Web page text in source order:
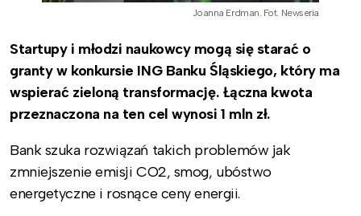
Joanna Erdman. Fot. Newseria
Startupy i młodzi naukowcy mogą się starać o
granty w konkursie ING Banku Śląskiego, który ma
wspierać zieloną transformację. Łączna kwota
przeznaczona na ten cel wynosi 1 mln zł.
Bank szuka rozwiązań takich problemów jak
zmniejszenie emisji CO2, smog, ubóstwo
energetyczne i rosnące ceny energii.